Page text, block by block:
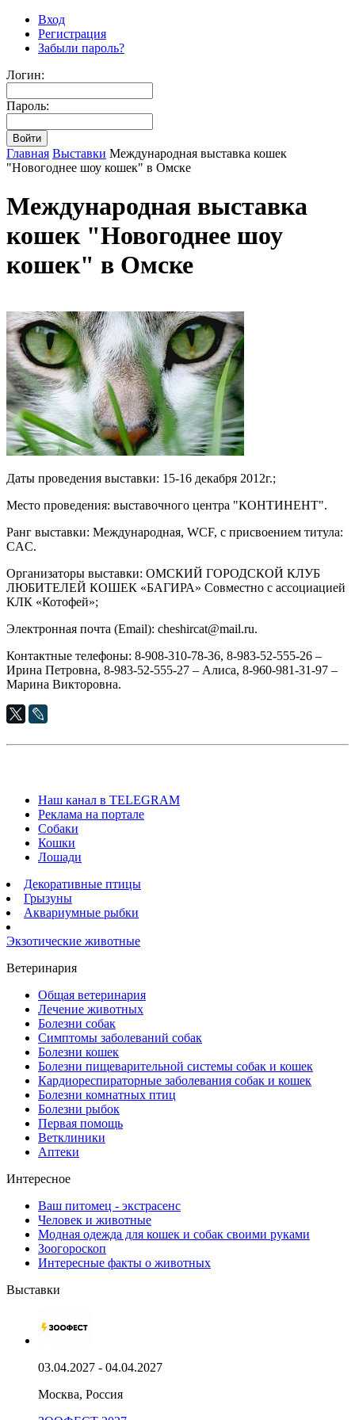
Вход
Регистрация
Забыли пароль?
Логин:
Пароль:
Главная Выставки Международная выставка кошек
"Новогоднее шоу кошек" в Омске
Международная выставка
кошек "Новогоднее шоу
кошек" в Омске
Даты проведения выставки: 15-16 декабря 2012г.;
Место проведения: выставочного центра "КОНТИНЕНТ".
Ранг выставки: Международная, WCF, c присвоением титула:
CAC.
Организаторы выставки: ОМСКИЙ ГОРОДСКОЙ КЛУБ
ЛЮБИТЕЛЕЙ КОШЕК «БАГИРА» Совместно с ассоциацией
КЛК «Котофей»;
Электронная почта (Email): cheshircat@mail.ru.
Контактные телефоны: 8-908-310-78-36, 8-983-52-555-26 –
Ирина Петровна, 8-983-52-555-27 – Алиса, 8-960-981-31-97 –
Марина Викторовна.
Наш канал в TELEGRAM
Реклама на портале
Собаки
Кошки
Лошади
Декоративные птицы
Грызуны
Аквариумные рыбки
Экзотические животные
Ветеринария
Общая ветеринария
Лечение животных
Болезни собак
Симптомы заболеваний собак
Болезни кошек
Болезни пищеварительной системы собак и кошек
Кардиореспираторные заболевания собак и кошек
Болезни комнатных птиц
Болезни рыбок
Первая помощь
Ветклиники
Аптеки
Интересное
Ваш питомец - экстрасенс
Человек и животные
Модная одежда для кошек и собак своими руками
Зоогороскоп
Интересные факты о животных
Выставки
03.04.2027 - 04.04.2027
Москва, Россия